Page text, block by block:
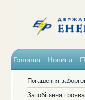
Головна Новини
Погашення
Запобігання